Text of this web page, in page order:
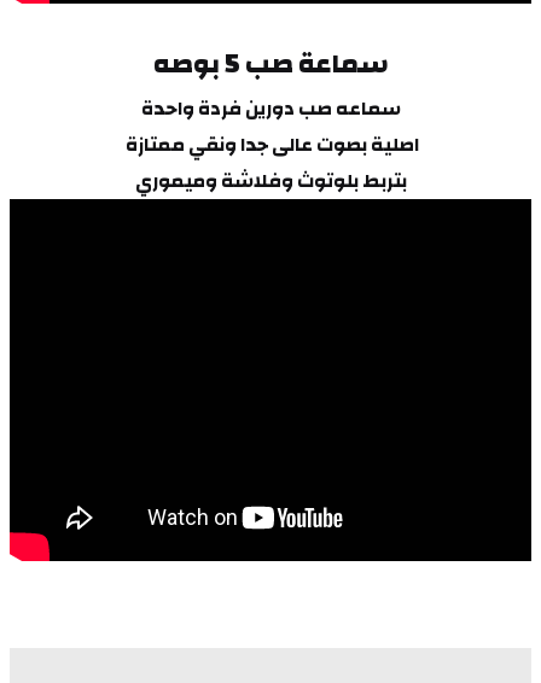
سماعة صب 5 بوصه
سماعه صب دورين فردة واحدة
اصلية بصوت عالى جدا ونقي ممتازة
بتربط بلوتوث وفلاشة وميموري